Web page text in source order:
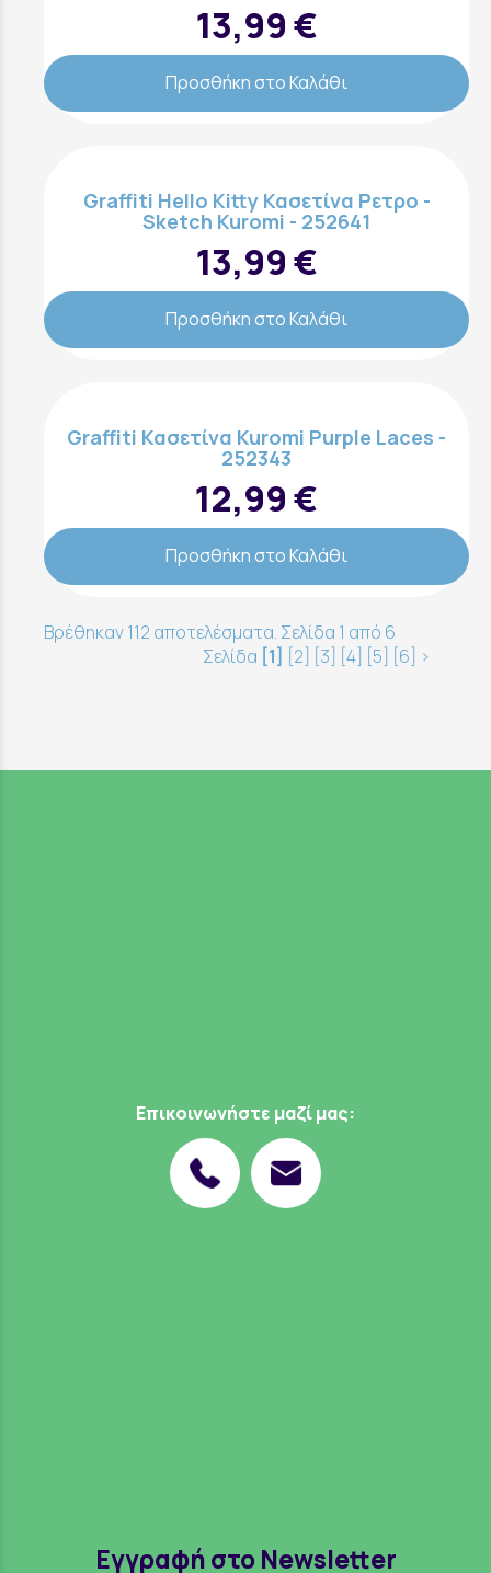
13,99 €
Προσθήκη στο Καλάθι
Graffiti Hello Kitty Κασετίνα Ρετρο -
Sketch Kuromi - 252641
13,99 €
Προσθήκη στο Καλάθι
Graffiti Κασετίνα Kuromi Purple Laces -
252343
12,99 €
Προσθήκη στο Καλάθι
Βρέθηκαν 112 αποτελέσματα. Σελίδα 1 από 6
Σελίδα [1] [2] [3] [4] [5] [6] >
Επικοινωνήστε μαζί μας:
Εγγραφή στο Newsletter